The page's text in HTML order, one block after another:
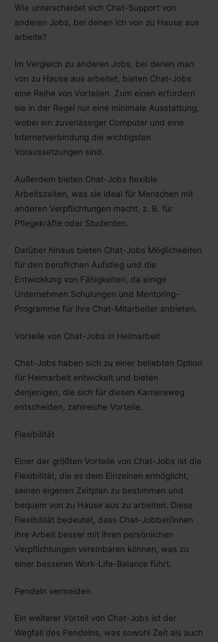
Wie unterscheidet sich Chat-Support von
anderen Jobs, bei denen ich von zu Hause aus
arbeite?
Im Vergleich zu anderen Jobs, bei denen man
von zu Hause aus arbeitet, bieten Chat-Jobs
eine Reihe von Vorteilen. Zum einen erfordern
sie in der Regel nur eine minimale Ausstattung,
wobei ein zuverlässiger Computer und eine
Internetverbindung die wichtigsten
Voraussetzungen sind.
Außerdem bieten Chat-Jobs flexible
Arbeitszeiten, was sie ideal für Menschen mit
anderen Verpflichtungen macht, z. B. für
Pflegekräfte oder Studenten.
Darüber hinaus bieten Chat-Jobs Möglichkeiten
für den beruflichen Aufstieg und die
Entwicklung von Fähigkeiten, da einige
Unternehmen Schulungen und Mentoring-
Programme für ihre Chat-Mitarbeiter anbieten.
Vorteile von Chat-Jobs in Heimarbeit
Chat-Jobs haben sich zu einer beliebten Option
für Heimarbeit entwickelt und bieten
denjenigen, die sich für diesen Karriereweg
entscheiden, zahlreiche Vorteile.
Flexibilität
Einer der größten Vorteile von Chat-Jobs ist die
Flexibilität, die es dem Einzelnen ermöglicht,
seinen eigenen Zeitplan zu bestimmen und
bequem von zu Hause aus zu arbeiten. Diese
Flexibilität bedeutet, dass Chat-Jobber/innen
ihre Arbeit besser mit ihren persönlichen
Verpflichtungen vereinbaren können, was zu
einer besseren Work-Life-Balance führt.
Pendeln vermeiden
Ein weiterer Vorteil von Chat-Jobs ist der
Wegfall des Pendelns, was sowohl Zeit als auch